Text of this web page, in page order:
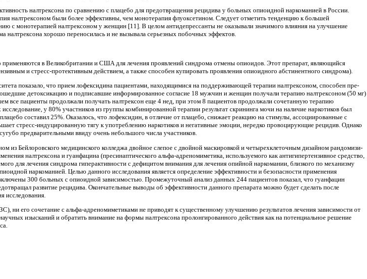
налтрексона по срав­нению с плацебо для предотвращения рецидива у больных опиоидной наркоманией в России.
налтрексоном были более эффектив­ны, чем монотерапия флуоксетином. Следует отме­тить тенденцию к большей
с монотерапией налтрексоном у женщин [11]. В це­лом антидепрессанты не оказывали значимого вли­яния на улучшение
налтрексона хорошо переносилась и не вызывала серьезных по­бочных эффектов.
применяются в Велико­британии и США для лечения проявлений синдрома отмены опиоидов. Этот препарат, являющийся
и стресс-протективным дей­ствием, а также способен купировать проявления опиоидного абстинентного синдрома).
показало, что прием лофексидина пациентами, находящимися на поддер­живающей терапии налтрексоном, способен пре­
детоксикацию и подписавшие информиро­ванное согласие 18 мужчин и женщин получали те­рапию налтрексоном (50 мг)
все пациенты продолжали получать налтрексон еще 4 нед, при этом 8 пациентов продолжали сочетанную терапию
у 80% участ­ников из группы комбинированной терапии резуль­тат скрининга мочи на наличие наркотиков был
составил 25%. Оказалось, что лофексидин, в отличие от плацебо, снижает реак­цию на стимулы, ассоциированные с
стресс-индуцированную тягу к употре­блению наркотиков и негативные эмоции, нередко провоцирующие рецидив. Однако
предварительными ввиду очень небольшого числа участников.
из Бейлоровского медицин­ского колледжа двойное слепое с двойной маски­ровкой и четырехклеточным дизайном рандомизи­
налтрексона и гуанфацина (пресинаптического альфа-адреномиметика, ис­пользуемого как антигипертензивное средство,
для лечения синдрома гиперак­тивности с дефицитом внимания для лечения опий­ной наркомании, близкого по механизму
наркоманией. Целью данного ис­следования является определение эффективности и безопасности применения
300 больных с опиоидной зависимостью. Проме­жуточный анализ данных 244 пациентов показал, что гуанфацин
развитие рецидива. Окончательные выводы об эффективно­сти данного препарата можно будет сделать после
исследования.
ни его сочетание с альфа-адреномиметиками не приводят к существенному улучшению результатов лечения зависимости от
изысканий и обратить внимание на формы налтрексона пролонгирован­ного действия как на потенциальное решение